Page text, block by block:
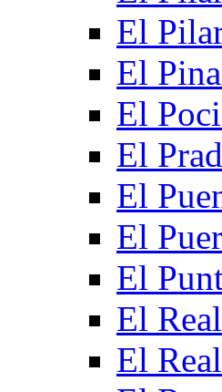
El
El
El
El
El
El
El
El Real
El